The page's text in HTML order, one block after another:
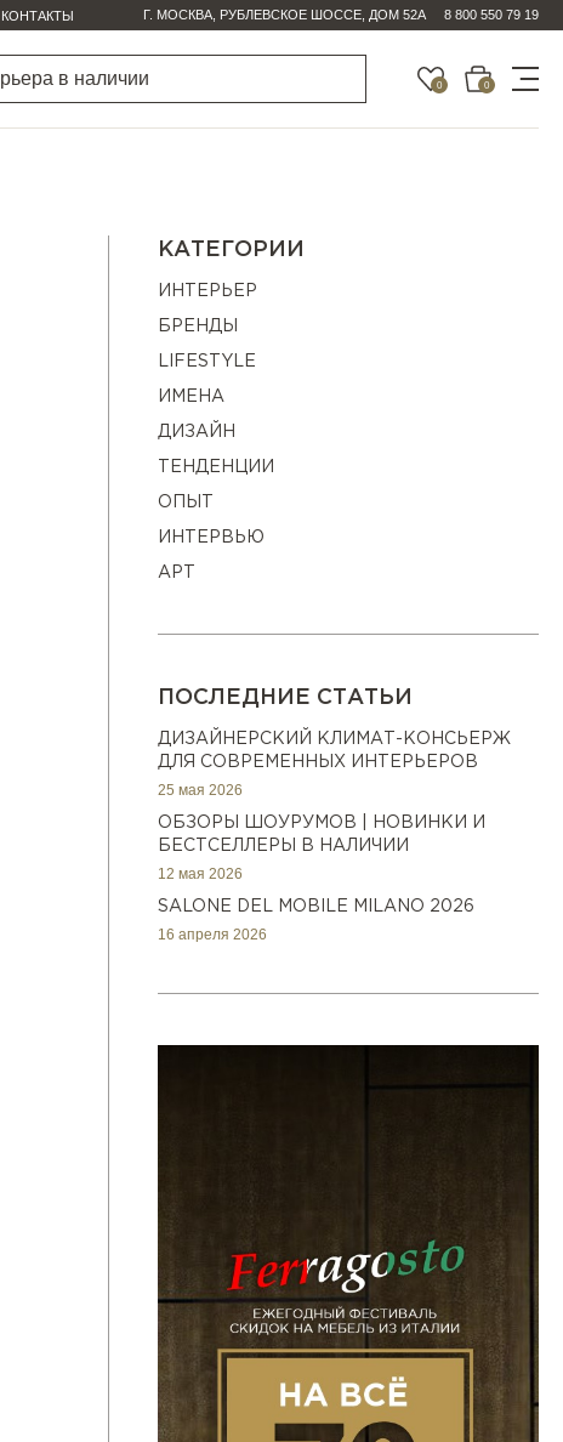
КОНТАКТЫ Г. МОСКВА, РУБЛЕВСКОЕ ШОССЕ, ДОМ 52А 8 800 550 79 19
0 0
КАТЕГОРИИ
ИНТЕРЬЕР
БРЕНДЫ
LIFESTYLE
ИМЕНА
ДИЗАЙН
ТЕНДЕНЦИИ
ОПЫТ
ИНТЕРВЬЮ
АРТ
ПОСЛЕДНИЕ СТАТЬИ
ДИЗАЙНЕРСКИЙ КЛИМАТ-КОНСЬЕРЖ
ДЛЯ СОВРЕМЕННЫХ ИНТЕРЬЕРОВ
25 мая 2026
ОБЗОРЫ ШОУРУМОВ | НОВИНКИ И
БЕСТСЕЛЛЕРЫ В НАЛИЧИИ
12 мая 2026
SALONE DEL MOBILE MILANO 2026
16 апреля 2026